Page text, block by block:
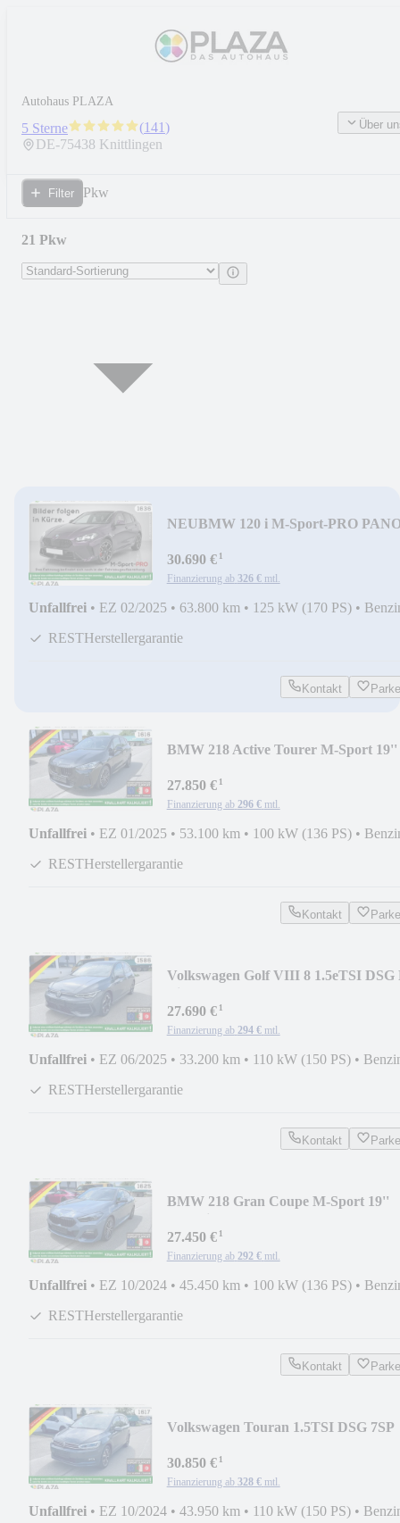
Autohaus PLAZA
5 Sterne (141)
DE-75438 Knittlingen
Über
Filter Pkw
21 Pkw
NEUBMW 120 i M-Sport-PRO
30.690 €¹
Finanzierung ab 326 € mtl.
Unfallfrei • EZ 02/2025 • 63.800 km • 125 kW (170 PS) •
RESTHerstellergarantie
Kontakt
BMW 218 Active Tourer M-Sport 19''
27.850 €¹
Finanzierung ab 296 € mtl.
Unfallfrei • EZ 01/2025 • 53.100 km • 100 kW (136 PS) •
RESTHerstellergarantie
Kontakt
Volkswagen Golf VIII 8 1.5eTSI DSG
27.690 €¹
Finanzierung ab 294 € mtl.
Unfallfrei • EZ 06/2025 • 33.200 km • 110 kW (150 PS) •
RESTHerstellergarantie
Kontakt
BMW 218 Gran Coupe M-Sport 19''
27.450 €¹
Finanzierung ab 292 € mtl.
Unfallfrei • EZ 10/2024 • 45.450 km • 100 kW (136 PS) •
RESTHerstellergarantie
Kontakt
Volkswagen Touran 1.5TSI DSG 7SP
30.850 €¹
Finanzierung ab 328 € mtl.
Unfallfrei • EZ 10/2024 • 43.950 km • 110 kW (150 PS) •